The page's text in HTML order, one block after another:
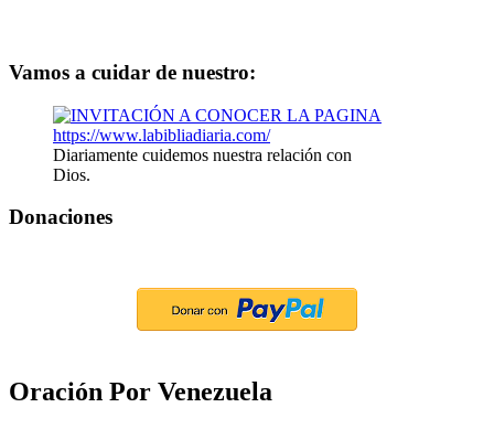
Vamos a cuidar de nuestro:
Diariamente cuidemos nuestra relación con
Dios.
Donaciones
Oración Por Venezuela